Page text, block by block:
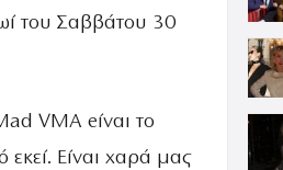
του Σαββάτου 30
VMA eίναι το
εκεί. Είναι χαρά μας